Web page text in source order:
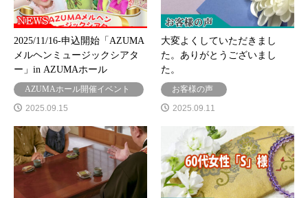
2025/11/16-申込開始「AZUMA
メルヘンミュージックシアタ
ー」in AZUMAホール
AZUMAホール開催イベント
2025.09.15
大変よくしていただきまし
た。ありがとうございまし
た。
お客様の声
2025.09.11